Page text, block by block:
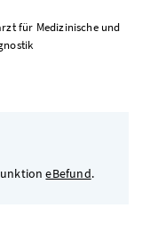
für Medizinische und
eBefund.